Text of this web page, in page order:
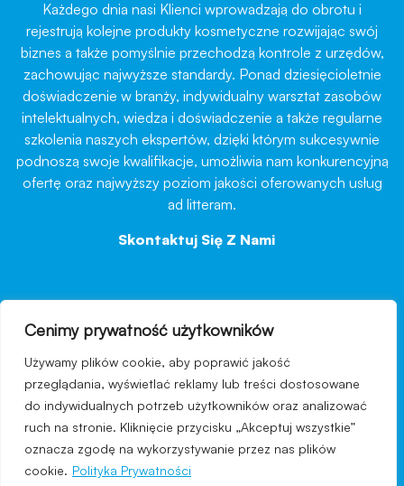
Cenimy prywatność użytkowników
Używamy plików cookie, aby poprawić jakość
przeglądania, wyświetlać reklamy lub treści dostosowane
do indywidualnych potrzeb użytkowników oraz analizować
ruch na stronie. Kliknięcie przycisku „Akceptuj wszystkie”
oznacza zgodę na wykorzystywanie przez nas plików
cookie. Polityka Prywatności
Każdego dnia nasi Klienci wprowadzają do obrotu i
rejestrują kolejne produkty kosmetyczne rozwijając swój
biznes a także pomyślnie przechodzą kontrole z urzędów,
zachowując najwyższe standardy. Ponad dziesięcioletnie
doświadczenie w branży, indywidualny warsztat zasobów
intelektualnych, wiedza i doświadczenie a także regularne
szkolenia naszych ekspertów, dzięki którym sukcesywnie
podnoszą swoje kwalifikacje, umożliwia nam konkurencyjną
ofertę oraz najwyższy poziom jakości oferowanych usług
ad litteram.
Skontaktuj Się Z Nami
nawigacja
Regulamin strony
Polityka prywatności
Kontakt